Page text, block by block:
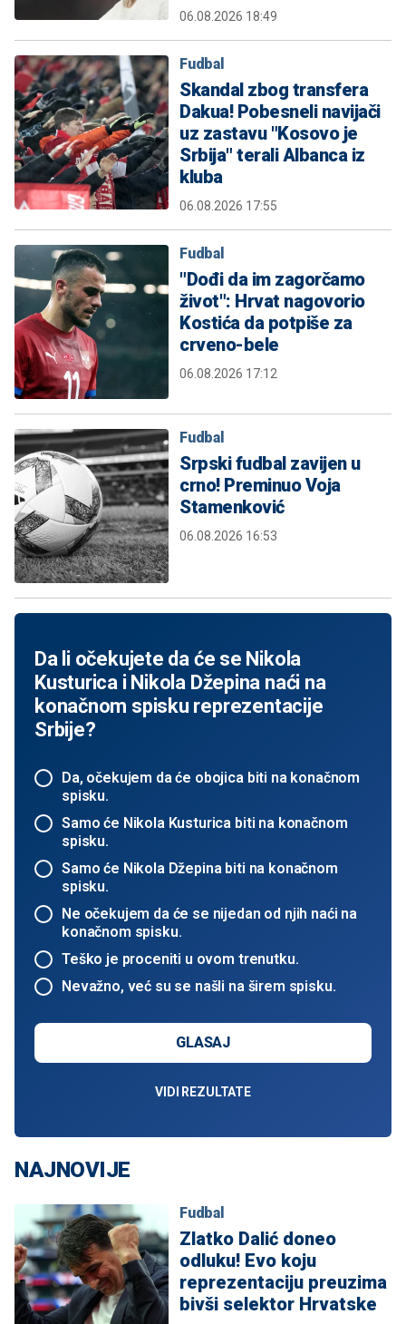
06.08.2026 18:49
Fudbal
Skandal zbog transfera
Dakua! Pobesneli navijači
uz zastavu "Kosovo je
Srbija" terali Albanca iz
kluba
06.08.2026 17:55
Fudbal
"Dođi da im zagorčamo
život": Hrvat nagovorio
Kostića da potpiše za
crveno-bele
06.08.2026 17:12
Fudbal
Srpski fudbal zavijen u
crno! Preminuo Voja
Stamenković
06.08.2026 16:53
Da li očekujete da će se Nikola
Kusturica i Nikola Džepina naći na
konačnom spisku reprezentacije
Srbije?
Da, očekujem da će obojica biti na konačnom
spisku.
Samo će Nikola Kusturica biti na konačnom
spisku.
Samo će Nikola Džepina biti na konačnom
spisku.
Ne očekujem da će se nijedan od njih naći na
konačnom spisku.
Teško je proceniti u ovom trenutku.
Nevažno, već su se našli na širem spisku.
GLASAJ
VIDI REZULTATE
NAJNOVIJE
Fudbal
Zlatko Dalić doneo
odluku! Evo koju
reprezentaciju preuzima
bivši selektor Hrvatske